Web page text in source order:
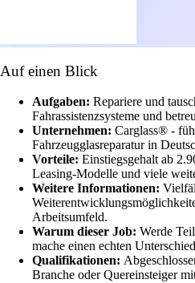
Auf einen Blick
Aufgaben: Repariere und
Fahrassistenzsysteme und
Unternehmen: Carglass® -
Fahrzeugglasreparatur in
Vorteile: Einstiegsgehalt ab
Leasing-Modelle und viele
Weitere Informationen:
Arbeitsumfeld.
Warum dieser Job: Werde
mache einen echten
Qualifikationen:
Branche oder Quereinsteiger